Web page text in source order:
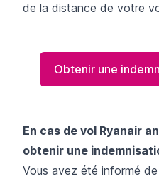
de la distance de votre
Obtenir une
En cas de vol Ryanair
obtenir une
Vous avez été informé